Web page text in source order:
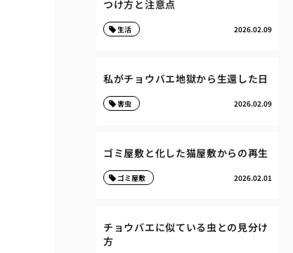
つけ方と注意点
2026.02.09
生活
私がチョウバエ地獄から生還した日
2026.02.09
害虫
ゴミ屋敷と化した猫屋敷からの再生
2026.02.01
ゴミ屋敷
チョウバエに似ている虫との見分け
方